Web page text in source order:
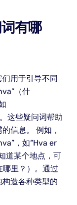
有哪
用于引导不同
（什
这些疑问词帮助
信息。 例如，
，如“Hva er
道某个地点，可
哪里？）。通过
造各种类型的